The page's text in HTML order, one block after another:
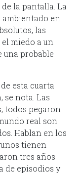
la pantalla. La
ambientado en
las
miedo a un
una probable
esta cuarta
se nota. Las
todos pegaron
real son
Hablan en los
tienen
tres años
de episodios y